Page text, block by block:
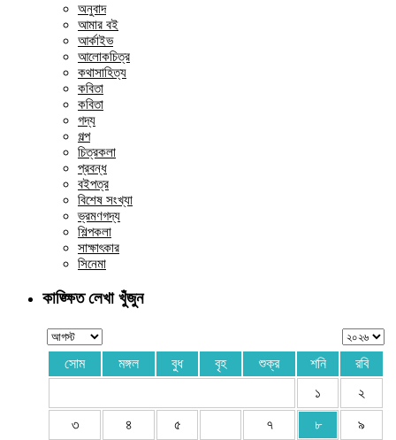
অনুবাদ
আমার বই
আর্কাইভ
আলোকচিত্র
কথাসাহিত্য
কবিতা
কবিতা
গদ্য
গল্প
চিত্রকলা
প্রবন্ধ
বইপত্র
বিশেষ সংখ্যা
ভ্রমণগদ্য
শিল্পকলা
সাক্ষাৎকার
সিনেমা
কাঙ্ক্ষিত লেখা খুঁজুন
সোম মঙ্গল বুধ বৃহ শুক্র শনি
রবি
১
২
৩ ৪ ৫ ৭ ৮ ৯